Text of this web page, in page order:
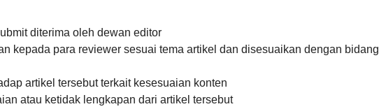
diterima oleh dewan editor
kepada para reviewer sesuai tema artikel dan disesuaikan dengan bidang
artikel tersebut terkait kesesuaian konten
atau ketidak lengkapan dari artikel tersebut